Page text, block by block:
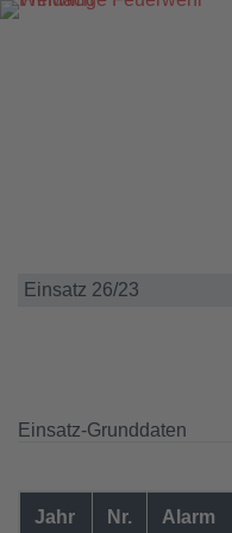
Zum
Einsatz 26/23
Einsatz-Grunddaten
Jahr Nr. Alarm